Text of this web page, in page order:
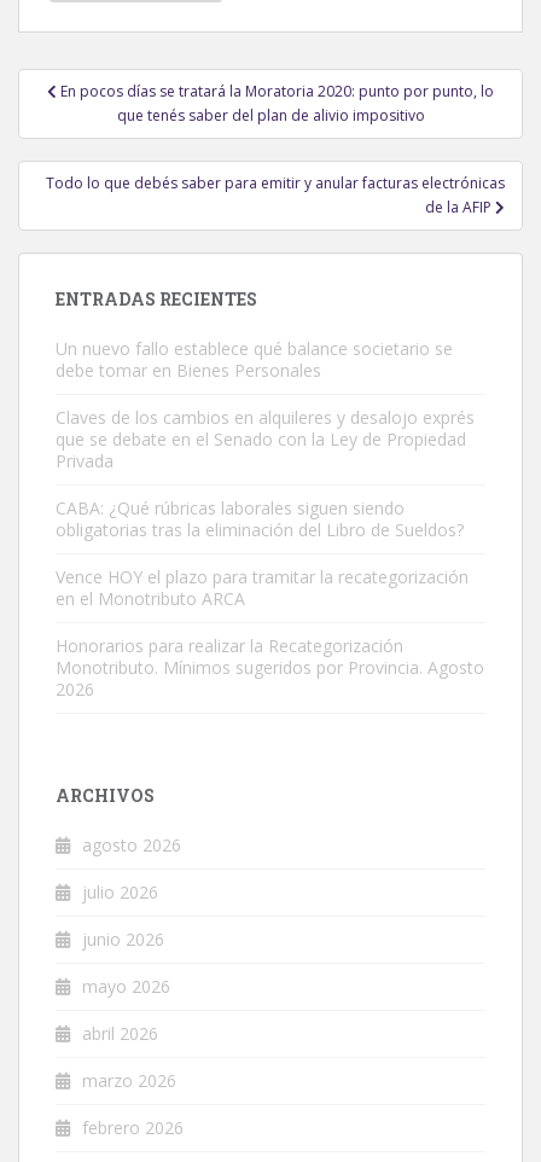
Navegación
entradas
En pocos días se tratará la Moratoria 2020: punto por punto, lo
que tenés saber del plan de alivio impositivo
Todo lo que debés saber para emitir y anular facturas electrónicas
de la AFIP
ENTRADAS RECIENTES
Un nuevo fallo establece qué balance societario se
debe tomar en Bienes Personales
Claves de los cambios en alquileres y desalojo exprés
que se debate en el Senado con la Ley de Propiedad
Privada
CABA: ¿Qué rúbricas laborales siguen siendo
obligatorias tras la eliminación del Libro de Sueldos?
Vence HOY el plazo para tramitar la recategorización
en el Monotributo ARCA
Honorarios para realizar la Recategorización
Monotributo. Mínimos sugeridos por Provincia. Agosto
2026
ARCHIVOS
agosto 2026
julio 2026
junio 2026
mayo 2026
abril 2026
marzo 2026
febrero 2026